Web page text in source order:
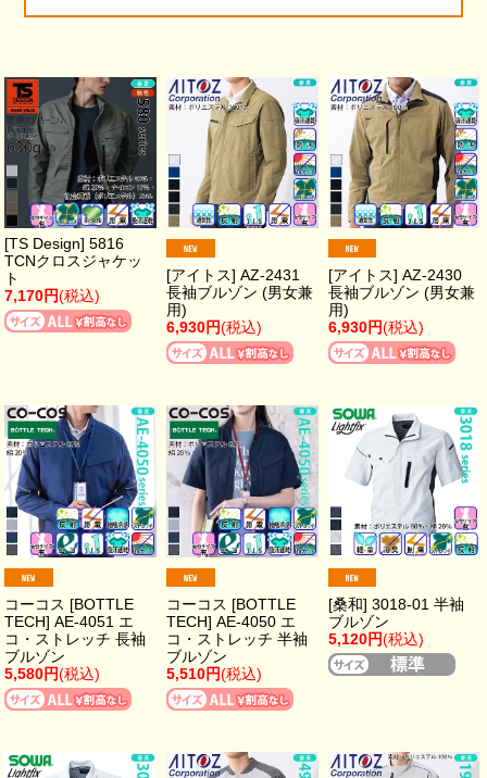
[TS Design] 5816
TCNクロスジャケッ
ト
7,170円(税込)
[アイトス] AZ-2431
長袖ブルゾン (男女兼
用)
6,930円(税込)
[アイトス] AZ-2430
長袖ブルゾン (男女兼
用)
6,930円(税込)
コーコス [BOTTLE
TECH] AE-4051 エ
コ・ストレッチ 長袖
ブルゾン
5,580円(税込)
コーコス [BOTTLE
TECH] AE-4050 エ
コ・ストレッチ 半袖
ブルゾン
5,510円(税込)
[桑和] 3018-01 半袖
ブルゾン
5,120円(税込)